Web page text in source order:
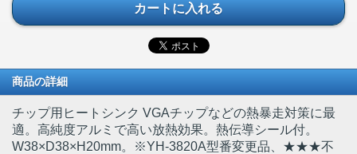
カートに入れる
商品の詳細
チップ用ヒートシンク VGAチップなどの熱暴走対策に最
適。高純度アルミで高い放熱効果。熱伝導シール付。
W38×D38×H20mm。※YH-3820A型番変更品、★★★不